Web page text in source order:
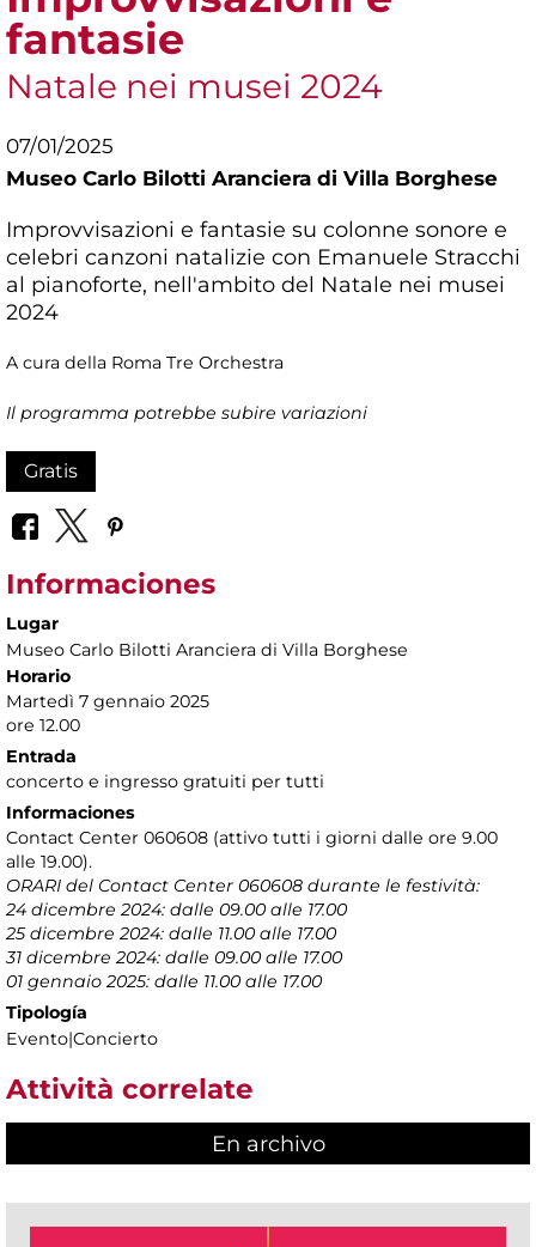
fantasie
Natale nei musei 2024
07/01/2025
Museo Carlo Bilotti Aranciera di Villa Borghese
Improvvisazioni e fantasie su colonne sonore e
celebri canzoni natalizie con Emanuele Stracchi
al pianoforte, nell'ambito del Natale nei musei
2024
A cura della Roma Tre Orchestra
Il programma potrebbe subire variazioni
Gratis
Informaciones
Lugar
Museo Carlo Bilotti Aranciera di Villa Borghese
Horario
Martedì 7 gennaio 2025
ore 12.00
Entrada
concerto e ingresso gratuiti per tutti
Informaciones
Contact Center 060608 (attivo tutti i giorni dalle ore 9.00
alle 19.00).
ORARI del Contact Center 060608 durante le festività:
24 dicembre 2024: dalle 09.00 alle 17.00
25 dicembre 2024: dalle 11.00 alle 17.00
31 dicembre 2024: dalle 09.00 alle 17.00
01 gennaio 2025: dalle 11.00 alle 17.00
Tipología
Evento|Concierto
Attività correlate
En archivo